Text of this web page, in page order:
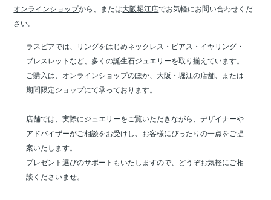
オンラインショップから、または大阪堀江店でお気軽にお問い合わせくだ
さい。
ラスピアでは、リングをはじめネックレス・ピアス・イヤリング・
ブレスレットなど、多くの誕生石ジュエリーを取り揃えています。
ご購入は、オンラインショップのほか、大阪・堀江の店舗、または
期間限定ショップにて承っております。
店舗では、実際にジュエリーをご覧いただきながら、デザイナーや
アドバイザーがご相談をお受けし、お客様にぴったりの一点をご提
案いたします。
プレゼント選びのサポートもいたしますので、どうぞお気軽にご相
談くださいませ。